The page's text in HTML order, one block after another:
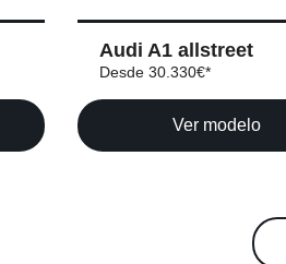
Audi A1 allstreet
Desde 30.330€*
Ver modelo